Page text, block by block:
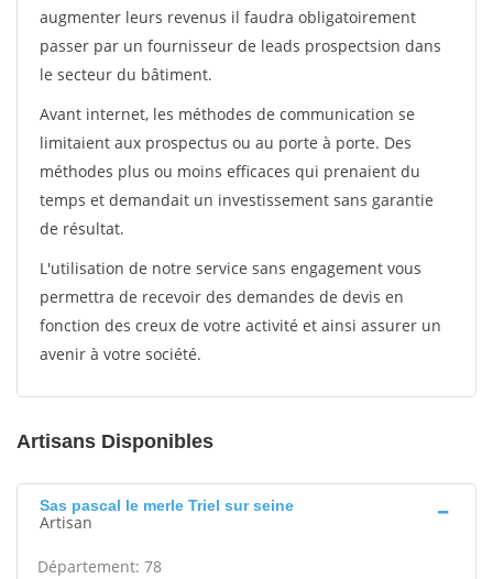
augmenter leurs revenus il faudra obligatoirement
passer par un fournisseur de leads prospectsion dans
le secteur du bâtiment.
Avant internet, les méthodes de communication se
limitaient aux prospectus ou au porte à porte. Des
méthodes plus ou moins efficaces qui prenaient du
temps et demandait un investissement sans garantie
de résultat.
L'utilisation de notre service sans engagement vous
permettra de recevoir des demandes de devis en
fonction des creux de votre activité et ainsi assurer un
avenir à votre société.
Artisans Disponibles
Sas pascal le merle Triel sur seine
Artisan
Département: 78